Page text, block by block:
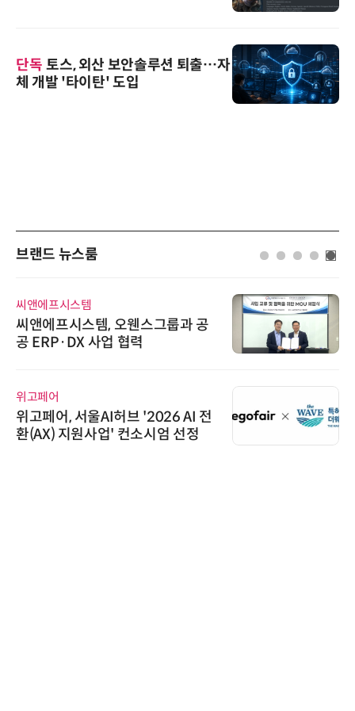
단독 토스, 외산 보안솔루션 퇴출…자
체 개발 '타이탄' 도입
브랜드 뉴스룸
씨앤에프시스템
씨앤에프시스템, 오웬스그룹과 공
공 ERP·DX 사업 협력
위고페어
위고페어, 서울AI허브 '2026 AI 전
환(AX) 지원사업' 컨소시엄 선정